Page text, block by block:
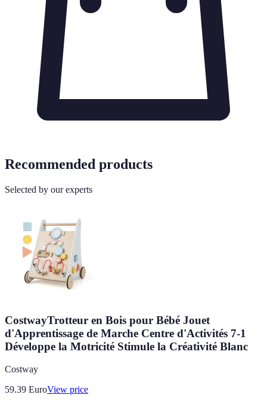
Recommended products
Selected by our experts
CostwayTrotteur en Bois pour Bébé Jouet
d'Apprentissage de Marche Centre d'Activités 7-1
Développe la Motricité Stimule la Créativité Blanc
Costway
59.39 EuroView price